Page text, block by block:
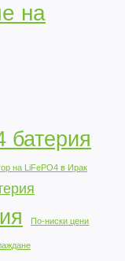
на
батерия
на LiFePO4 в Ирак
По-ниски цени